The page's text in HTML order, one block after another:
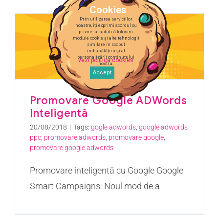
Promovare Google ADWords
Inteligentă
20/08/2018 | Tags: gogle adwords google adwords
ppc promovare adwords promovare google
promovare google adwords
Promovare inteligentă cu Google Google
Smart Campaigns: Noul mod de a
Cookies
Prin utilizarea serviciilor
noastre, îți exprimi acordul cu
privire la faptul că folosim
module cookie și alte tehnologii
similare în scopul
îmbunătățirii și al
personalizării conținutului
nostru.
vezi politica cookies
Accept